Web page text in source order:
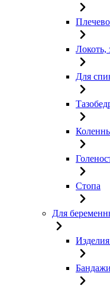
Локоть,
Для
Стопа
Для